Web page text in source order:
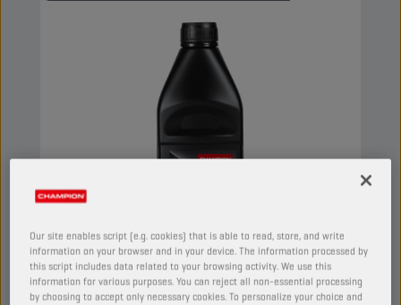
Our site enables script (e.g. cookies) that is able to read, store, and write
information on your browser and in your device. The information processed by
this script includes data related to your browsing activity. We use this
information for various purposes. You can reject all non-essential processing
by choosing to accept only necessary cookies. To personalize your choice and